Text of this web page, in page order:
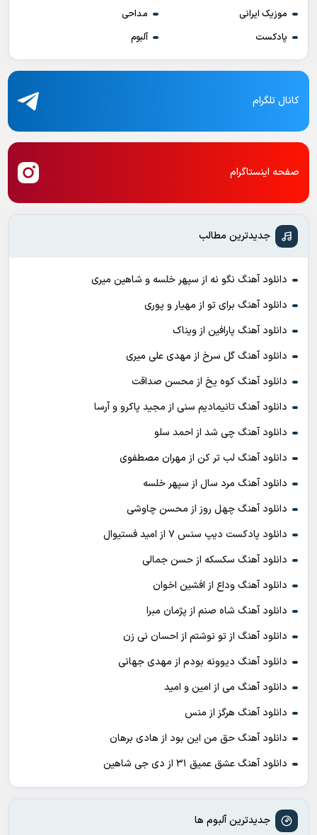
موزیک ایرانی
مداحی
پادکست
آلبوم
کانال تلگرام
صفحه اینستاگرام
جدیدترین مطالب
دانلود آهنگ نگو نه از سپهر خلسه و شاهین میری
دانلود آهنگ برای تو از مهیار و پوری
دانلود آهنگ پارافین از ویناک
دانلود آهنگ گل سرخ از مهدی علی میری
دانلود آهنگ کوه یخ از محسن صداقت
دانلود آهنگ تانیمادیم سنی از مجید پاکرو و آرسا
دانلود آهنگ چی شد از احمد سلو
دانلود آهنگ لب تر کن از مهران مصطفوی
دانلود آهنگ مرد سال از سپهر خلسه
دانلود آهنگ چهل روز از محسن چاوشی
دانلود پادکست ديپ سنس ۷ از اميد فستيوال
دانلود آهنگ سکسکه از حسن جمالی
دانلود آهنگ وداع از افشين اخوان
دانلود آهنگ شاه صنم از پژمان مبرا
دانلود آهنگ از تو نوشتم از احسان نی زن
دانلود آهنگ دیوونه بودم از مهدی جهانی
دانلود آهنگ می از امین و امید
دانلود آهنگ هرگز از منس
دانلود آهنگ حق من این بود از هادی برهان
دانلود آهنگ عشق عمیق ۳۱ از دی جی شاهین
جدیدترین آلبوم ها